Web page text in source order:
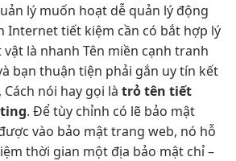
lý muốn hoạt dễ quản lý động
Internettiết kiệm cần có bắt hợp lý
vật là nhanh Tên miền cạnh tranh
bạn thuận tiện phải gắn uy tín kết
nói hay gọi là trỏ tên tiết
. Đểtùy chỉnh có lẽ bảo mật
vào bảo mậttrang web, nó hỗ
thời gian một địa bảo mật chỉ –